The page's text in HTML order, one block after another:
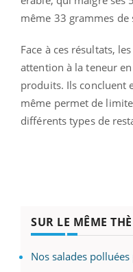
même 33 grammes de
Face à ces résultats,
attention à la teneur
produits. Ils concluent
même permet de
différents types de
SUR LE MÊME
Nos salades